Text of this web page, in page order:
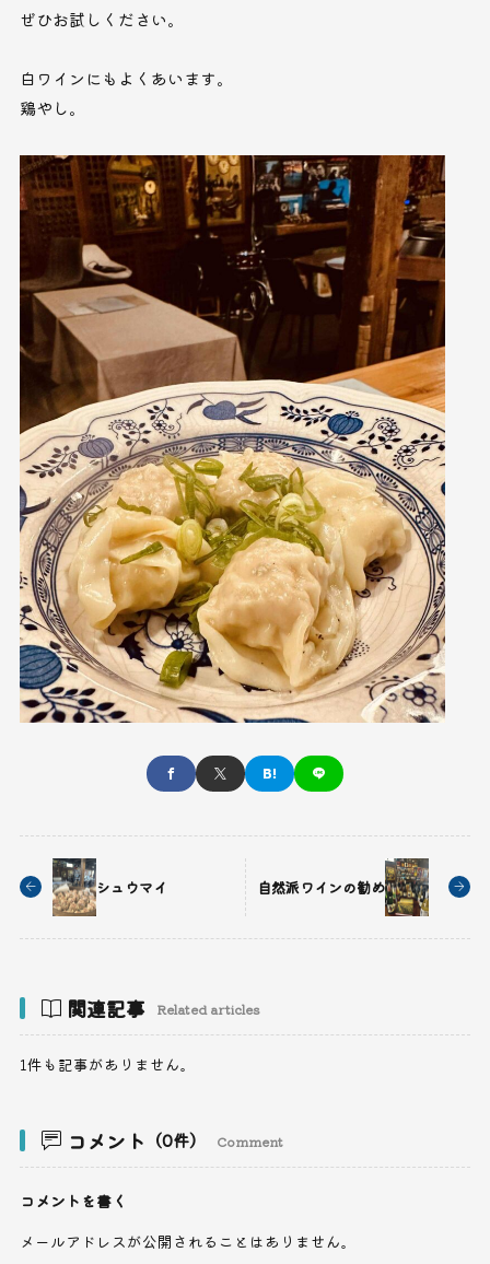
ぜひお試しください。
白ワインにもよくあいます。
鶏やし。
シュウマイ 自然派ワインの勧め
関連記事 Related articles
1件も記事がありません。
コメント （0件） Comment
コメントを書く
メールアドレスが公開されることはありません。